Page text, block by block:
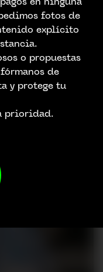
fotos de
explícito
o propuestas
de
y protege tu
prioridad.